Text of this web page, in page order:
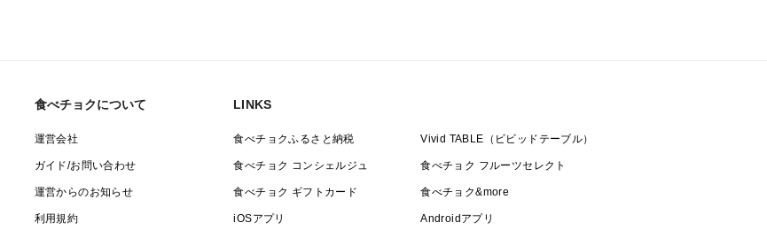
食べチョクについて
運営会社
ガイド/お問い合わせ
運営からのお知らせ
利用規約
LINKS
食べチョクふるさと納税 Vivid TABLE（ビビッドテーブル）
食べチョク コンシェルジュ 食べチョク フルーツセレクト
食べチョク ギフトカード 食べチョク&more
iOSアプリ Androidアプリ